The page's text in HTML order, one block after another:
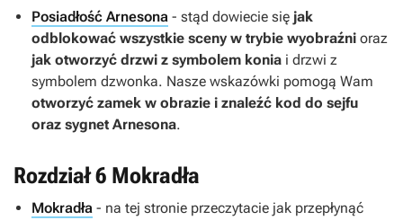
Posiadłość Arnesona - stąd dowiecie się jak
odblokować wszystkie sceny w trybie wyobraźni oraz
jak otworzyć drzwi z symbolem konia i drzwi z
symbolem dzwonka. Nasze wskazówki pomogą Wam
otworzyć zamek w obrazie i znaleźć kod do sejfu
oraz sygnet Arnesona.
Rozdział 6 Mokradła
Mokradła - na tej stronie przeczytacie jak przepłynąć